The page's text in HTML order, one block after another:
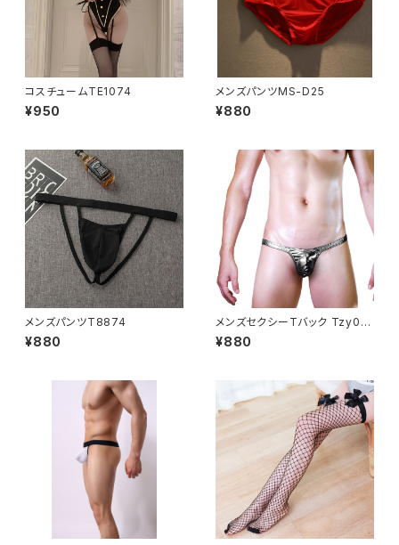
コスチュームTE1074
¥950
メンズパンツMS-D25
¥880
メンズパンツT8874
¥880
メンズセクシーTバック Tzy02
3
¥880